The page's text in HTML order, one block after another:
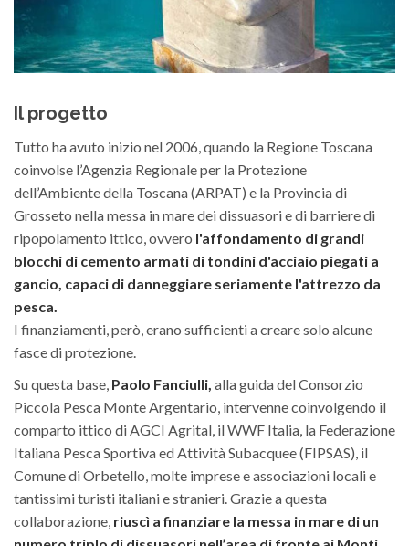
Il progetto
Tutto ha avuto inizio nel 2006, quando la Regione Toscana
coinvolse l’Agenzia Regionale per la Protezione
dell’Ambiente della Toscana (ARPAT) e la Provincia di
Grosseto nella messa in mare dei dissuasori e di barriere di
ripopolamento ittico, ovvero l'affondamento di grandi
blocchi di cemento armati di tondini d'acciaio piegati a
gancio, capaci di danneggiare seriamente l'attrezzo da
pesca.
I finanziamenti, però, erano sufficienti a creare solo alcune
fasce di protezione.
Su questa base, Paolo Fanciulli, alla guida del Consorzio
Piccola Pesca Monte Argentario, intervenne coinvolgendo il
comparto ittico di AGCI Agrital, il WWF Italia, la Federazione
Italiana Pesca Sportiva ed Attività Subacquee (FIPSAS), il
Comune di Orbetello, molte imprese e associazioni locali e
tantissimi turisti italiani e stranieri. Grazie a questa
collaborazione, riuscì a finanziare la messa in mare di un